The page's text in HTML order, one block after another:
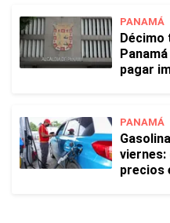
PANAMÁ
Décimo
pagar
PANAMÁ
viernes:
precios